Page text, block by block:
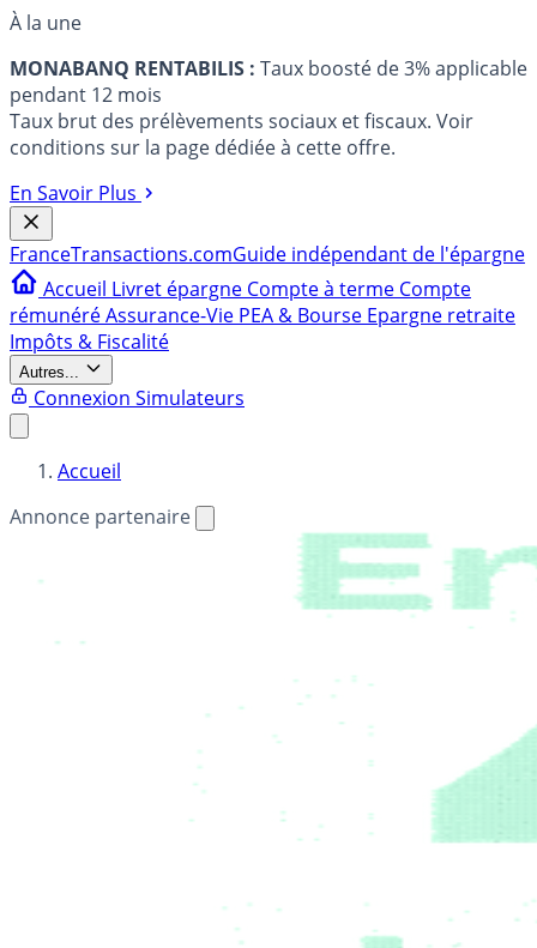
À la une
MONABANQ RENTABILIS : Taux boosté de 3% applicable
pendant 12 mois
Taux brut des prélèvements sociaux et fiscaux. Voir
conditions sur la page dédiée à cette offre.
En Savoir Plus
FranceTransactions.comGuide indépendant de l'épargne
Accueil Livret épargne Compte à terme Compte
rémunéréAssurance-Vie PEA & Bourse Epargne retraite
Impôts & Fiscalité
Autres...
Connexion Simulateurs
Accueil
Annonce partenaire